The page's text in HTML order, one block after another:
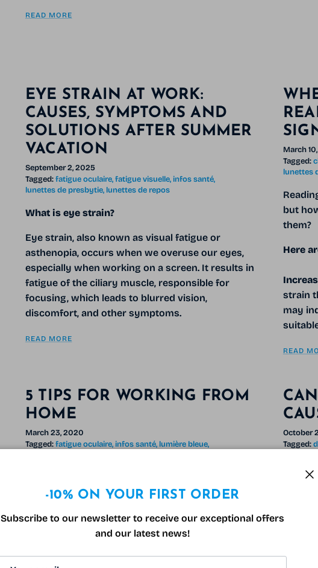
READ MORE
EYE STRAIN AT WORK:
CAUSES, SYMPTOMS AND
SOLUTIONS AFTER SUMMER
VACATION
September 2, 2025
Tagged:fatigue oculaire fatigue visuelle infos santé
lunettes de presbytie lunettes de repos
What is eye strain?
Eye strain, also known as visual fatigue or
asthenopia, occurs when we overuse our eyes,
especially when working on a screen. It results in
fatigue of the ciliary muscle, responsible for
focusing, which leads to blurred vision,
discomfort, and other symptoms.
READ MORE
March
Tagged:
lunettes
but
them?
Here
strain
may
READ
5 TIPS FOR WORKING FROM
HOME
March 23, 2020
Tagged:fatigue oculaire infos santé lumière bleue
It's no secret that we are living in complex times;
almost the whole world is confined and for a lot
more work! Others, who are more fortunate,
October
Tagged:
fatigue
lunette
Work,
The
with
-10% ON YOUR FIRST ORDER
Subscribe to our newsletter to receive our exceptional offers
and our latest news!